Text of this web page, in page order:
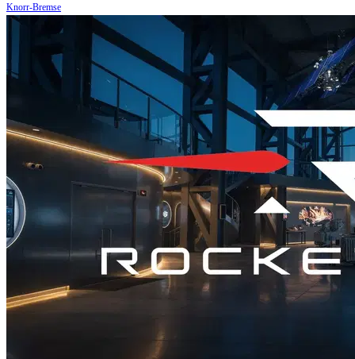
Knorr-Bremse